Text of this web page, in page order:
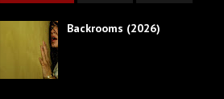
Backrooms (2026)